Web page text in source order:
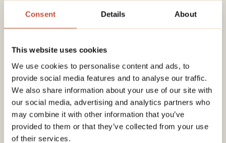
Consent Details About
This website uses cookies
We use cookies to personalise content and ads, to
provide social media features and to analyse our traffic.
We also share information about your use of our site with
our social media, advertising and analytics partners who
may combine it with other information that you’ve
provided to them or that they’ve collected from your use
of their services.
(j) à des fins obscènes ou immorales ; ou
(k) pour perturber ou contourner les mesures de
d'autres sites web ou d’Internet. Nous nous
Service ou de tout site web connexe pour avoir
enfreint les interdits en matière d'utilisation.
SECTION 10 – COMMENTAIRES, RETOURS
D'EXPÉRIENCE ET AUTRES SOUMISSIONS
Si, à notre demande, vous soumettez des contenus